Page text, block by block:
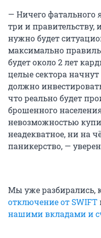
— Ничего фатального
три и
нужно будет
максимально
будет около 2 лет
целые сектора начнут
должно
что реально будет
брошенного
невозможностью
неадекватное, ни на
паникерство, —
Мы уже разбирались,
отключение от SWIFT
нашими вкладами и